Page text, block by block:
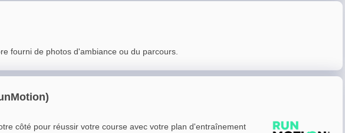
fourni de photos d'ambiance ou du parcours.
côté pour réussir votre course avec votre plan d'entraînement